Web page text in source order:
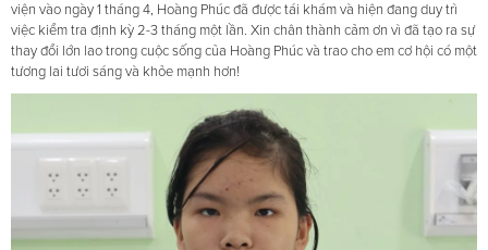
viện vào ngày 1 tháng 4, Hoàng Phúc đã được tái khám và hiện đang duy trì
việc kiểm tra định kỳ 2-3 tháng một lần. Xin chân thành cảm ơn vì đã tạo ra sự
thay đổi lớn lao trong cuộc sống của Hoàng Phúc và trao cho em cơ hội có một
tương lai tươi sáng và khỏe mạnh hơn!